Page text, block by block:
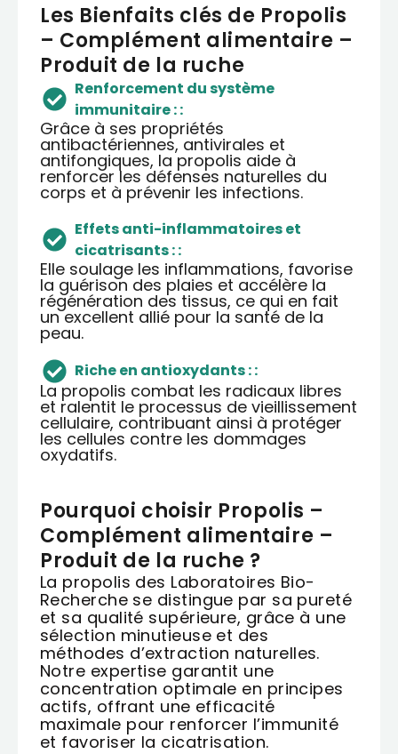
Les Bienfaits clés de Propolis
– Complément alimentaire –
Produit de la ruche
Renforcement du système
immunitaire : :
Grâce à ses propriétés
antibactériennes, antivirales et
antifongiques, la propolis aide à
renforcer les défenses naturelles du
corps et à prévenir les infections.
Effets anti-inflammatoires et
cicatrisants : :
Elle soulage les inflammations, favorise
la guérison des plaies et accélère la
régénération des tissus, ce qui en fait
un excellent allié pour la santé de la
peau.
Riche en antioxydants : :
La propolis combat les radicaux libres
et ralentit le processus de vieillissement
cellulaire, contribuant ainsi à protéger
les cellules contre les dommages
oxydatifs.
Pourquoi choisir Propolis –
Complément alimentaire –
Produit de la ruche ?
La propolis des Laboratoires Bio-
Recherche se distingue par sa pureté
et sa qualité supérieure, grâce à une
sélection minutieuse et des
méthodes d’extraction naturelles.
Notre expertise garantit une
concentration optimale en principes
actifs, offrant une efficacité
maximale pour renforcer l’immunité
et favoriser la cicatrisation.